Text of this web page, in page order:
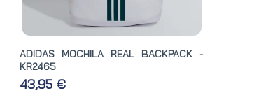
ADIDAS MOCHILA REAL BACKPACK -
KR2465
43,95 €